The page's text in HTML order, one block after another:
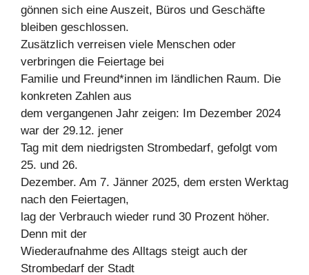
gönnen sich eine Auszeit, Büros und Geschäfte
bleiben geschlossen.
Zusätzlich verreisen viele Menschen oder
verbringen die Feiertage bei
Familie und Freund*innen im ländlichen Raum. Die
konkreten Zahlen aus
dem vergangenen Jahr zeigen: Im Dezember 2024
war der 29.12. jener
Tag mit dem niedrigsten Strombedarf, gefolgt vom
25. und 26.
Dezember. Am 7. Jänner 2025, dem ersten Werktag
nach den Feiertagen,
lag der Verbrauch wieder rund 30 Prozent höher.
Denn mit der
Wiederaufnahme des Alltags steigt auch der
Strombedarf der Stadt